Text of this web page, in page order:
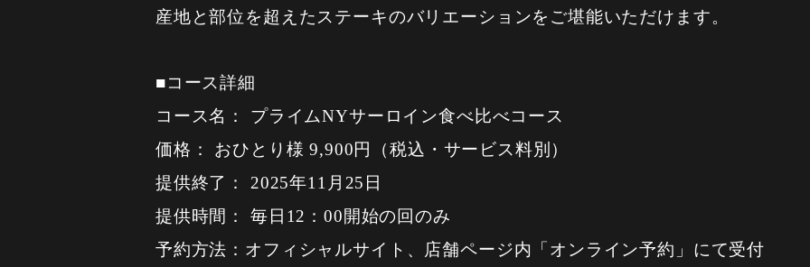
産地と部位を超えたステーキのバリエーションをご堪能いただけます。
■コース詳細
コース名： プライムNYサーロイン食べ比べコース
価格： おひとり様 9,900円（税込・サービス料別）
提供終了： 2025年11月25日
提供時間： 毎日12：00開始の回のみ
予約方法：オフィシャルサイト、店舗ページ内「オンライン予約」にて受付